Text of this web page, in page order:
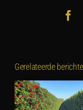
Gerelateerde